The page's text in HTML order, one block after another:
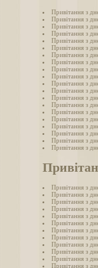
Привітання з
Привітання з
Привітання з
Привітання з
Привітання з
Привітання з
Привітання з
Привітання з
Привітання з
Привітання з
Привітання з
Привітання з
Привітання з
Привітання з
Привітання з
Привітання з
Привітання з
Привітання з
Привітання з
Привітання з
Привітання з
Привітання з
Привітання з
Привітання з
Привітання з
Привітання з
Привітання з
Привітання з
Привітання з
Привітання з
Привітання з
Привітання з